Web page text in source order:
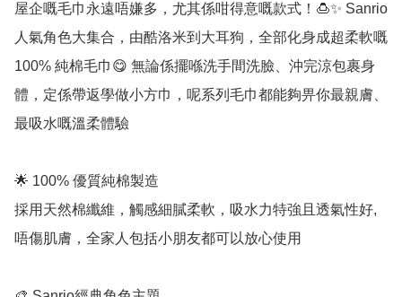
屋企嘅毛巾永遠唔嫌多，尤其係咁得意嘅款式！🍮✨ Sanrio
人氣角色大集合，由酷洛米到大耳狗，全部化身成超柔軟嘅
100% 純棉毛巾😋 無論係擺喺洗手間洗臉、沖完涼包裹身
體，定係帶返學做小方巾，呢系列毛巾都能夠畀你最親膚、
最吸水嘅溫柔體驗
🌟 100% 優質純棉製造
採用天然棉纖維，觸感細膩柔軟，吸水力特強且透氣性好,
唔傷肌膚，全家人包括小朋友都可以放心使用